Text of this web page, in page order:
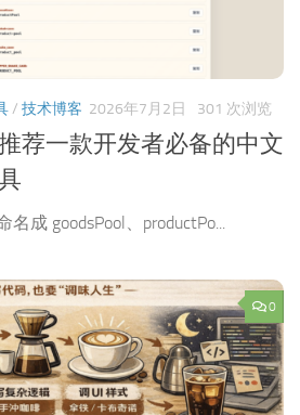
/ 技术博客 2026年7月2日 301 次浏览
荐一款开发者必备的中文
成 goodsPool、productPo...
0